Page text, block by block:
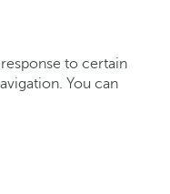
to certain
You can